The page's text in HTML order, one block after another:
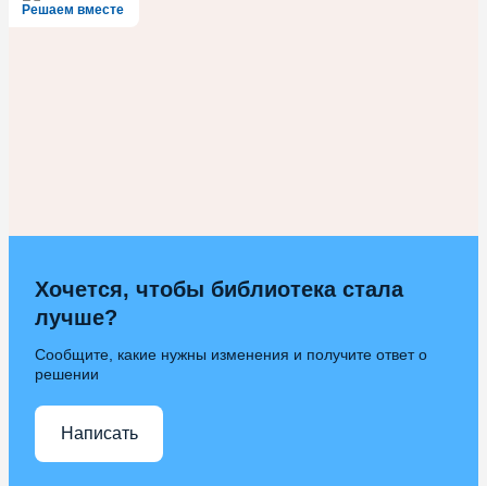
Решаем вместе
Хочется, чтобы библиотека стала
лучше?
Сообщите, какие нужны изменения и получите ответ о
решении
Написать